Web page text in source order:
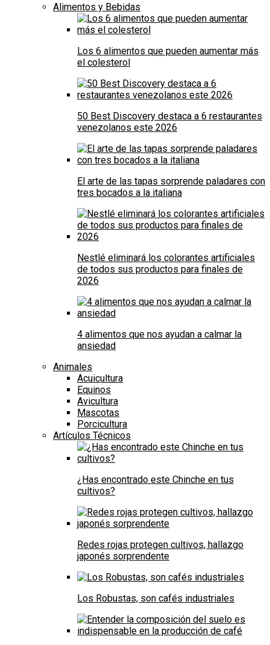
Alimentos y Bebidas
Los 6 alimentos que pueden aumentar más
el colesterol
50 Best Discovery destaca a 6 restaurantes
venezolanos este 2026
El arte de las tapas sorprende paladares con
tres bocados a la italiana
Nestlé eliminará los colorantes artificiales
de todos sus productos para finales de
2026
4 alimentos que nos ayudan a calmar la
ansiedad
Animales
Acuicultura
Equinos
Avicultura
Mascotas
Porcicultura
Artículos Técnicos
¿Has encontrado este Chinche en tus
cultivos?
Redes rojas protegen cultivos, hallazgo
japonés sorprendente
Los Robustas, son cafés industriales